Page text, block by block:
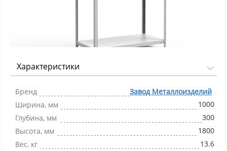
Характеристики
Бренд
Завод Металлоизделий
Ширина, мм
1000
Глубина, мм
300
Высота, мм
1800
Вес, кг
13.6